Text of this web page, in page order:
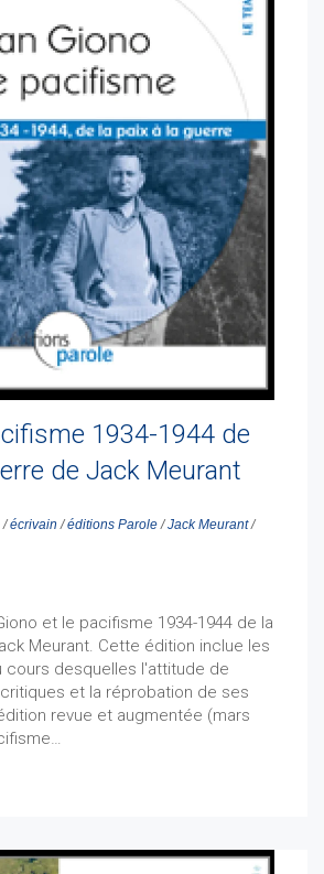
1934-1944 de
de Jack Meurant
/écrivain /éditions Parole /Jack Meurant/
et le pacifisme 1934-1944 de la
Meurant. Cette édition inclue les
cours desquelles l'attitude de
et la réprobation de ses
revue et augmentée (mars